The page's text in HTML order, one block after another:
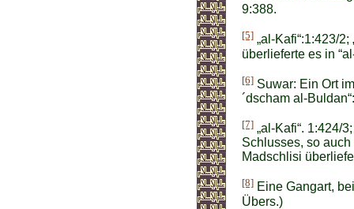
9:388.
[5] „al-Kafi“:1:423/
überlieferte es in
[6] Suwar: Ein Ort
´dscham al-
[7] „al-Kafi“. 1:424/
Schlusses, so auch
Madschlisi
[8] Eine Gangart,
Übers.)